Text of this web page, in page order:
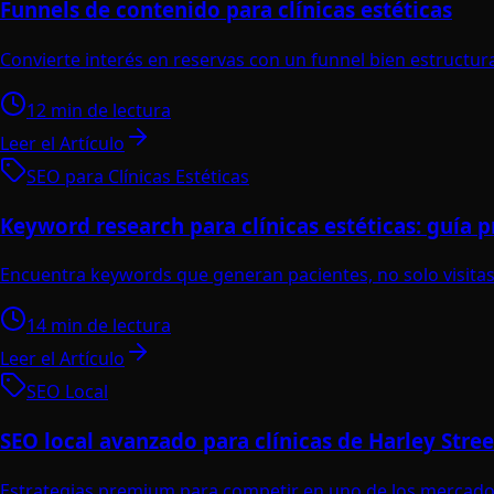
Funnels de contenido para clínicas estéticas
Convierte interés en reservas con un funnel bien
12 min de lectura
Leer el Artículo
SEO para Clínicas Estéticas
Keyword research para clínicas estéticas: guía
Encuentra keywords que generan pacientes, no solo
14 min de lectura
Leer el Artículo
SEO Local
SEO local avanzado para clínicas de Harley